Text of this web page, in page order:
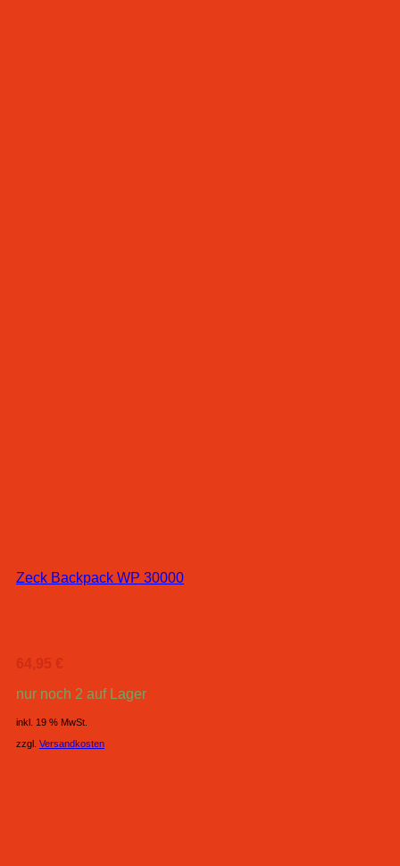
Zeck Backpack WP 30000
64,95 €
nur noch 2 auf Lager
inkl. 19 % MwSt.
zzgl. Versandkosten